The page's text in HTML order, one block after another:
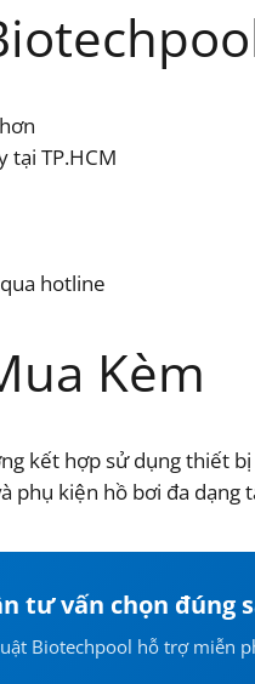
tại TP.HCM
hotline
Kèm
kết hợp sử dụng thiết bị
kiện hồ bơi đa
tư vấn chọn đúng
Biotechpool hỗ trợ miễn